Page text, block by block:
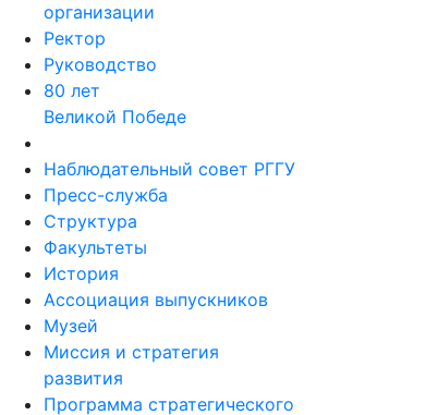
организации
Ректор
Руководство
80 лет
Великой Победе
Наблюдательный совет РГГУ
Пресс-служба
Структура
Факультеты
История
Ассоциация выпускников
Музей
Миссия и стратегия
развития
Программа стратегического